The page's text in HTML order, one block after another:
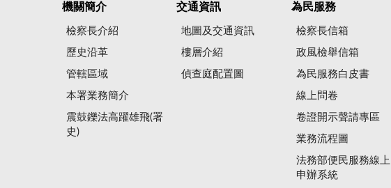
機關簡介
檢察長介紹
歷史沿革
管轄區域
本署業務簡介
震鼓鑠法高躍雄飛(署
史)
交通資訊
地圖及交通資訊
樓層介紹
偵查庭配置圖
為民服務
檢察長信箱
政風檢舉信箱
為民服務白皮書
線上問卷
卷證開示聲請專區
業務流程圖
法務部便民服務線上
申辦系統